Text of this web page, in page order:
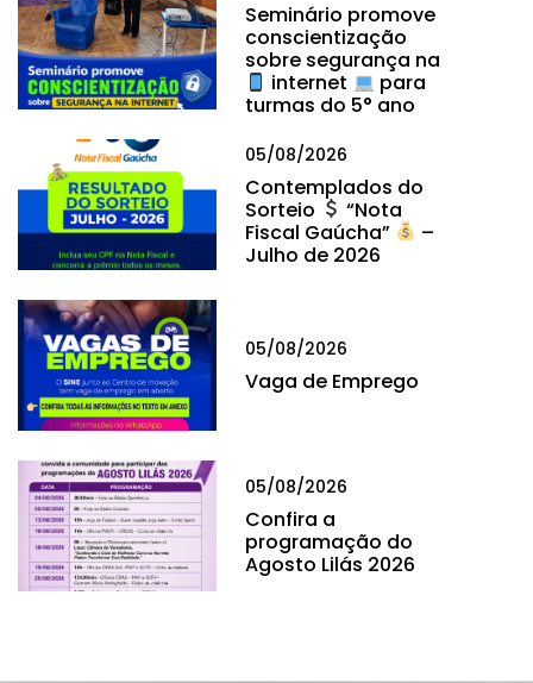
Seminário promove
conscientização
sobre segurança na
internet
para
turmas do 5° ano
05/08/2026
Contemplados do
Sorteio
“Nota
Fiscal Gaúcha”
–
Julho de 2026
05/08/2026
Vaga de Emprego
05/08/2026
Confira a
programação do
Agosto Lilás 2026